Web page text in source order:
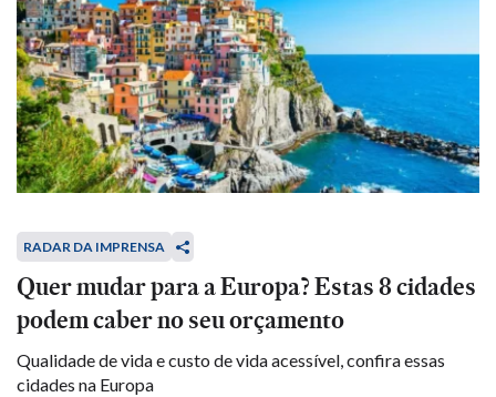
RADAR DA IMPRENSA
Quer mudar para a Europa? Estas 8 cidades
podem caber no seu orçamento
Qualidade de vida e custo de vida acessível, confira essas
cidades na Europa